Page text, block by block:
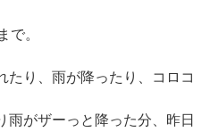
で。
たり、雨が降ったり、コロコ
雨がザーっと降った分、昨日